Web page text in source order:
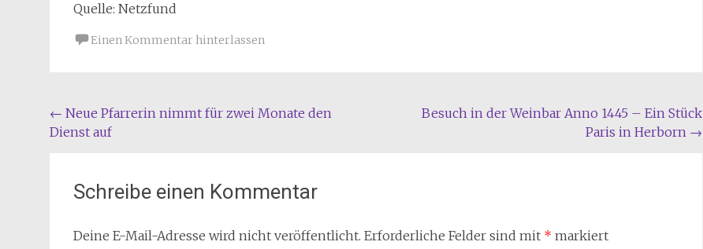
Quelle: Netzfund
Einen Kommentar hinterlassen
Beitragsnavigation
← Neue Pfarrerin nimmt für zwei Monate den
Dienst auf
Besuch in der Weinbar Anno 1445 – Ein Stück
Paris in Herborn →
Schreibe einen Kommentar
Deine E-Mail-Adresse wird nicht veröffentlicht. Erforderliche Felder sind mit * markiert